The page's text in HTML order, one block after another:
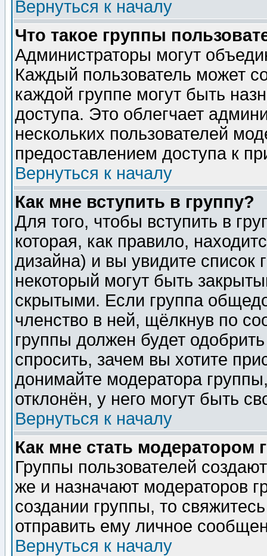
Вернуться к началу
Что такое группы
Администраторы могут
Каждый пользователь может
каждой группе могут быть
доступа. Это облегчает
нескольких пользователей
предоставлением доступа к
Вернуться к началу
Как мне вступить в группу?
Для того, чтобы вступить в
которая, как правило,
дизайна) и вы увидите список
некоторый могут быть
скрытыми. Если группа
членство в ней, щёлкнув по
группы должен будет
спросить, зачем вы хотите
донимайте модератора
отклонён, у него могут быть
Вернуться к началу
Как мне стать модератором
Группы пользователей
же и назначают модераторов
создании группы, то
отправить ему личное
Вернуться к началу